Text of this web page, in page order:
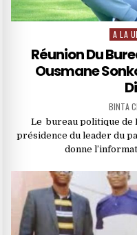
in
A LA
Réunion Du
Ousmane
BINTA
Le bureau politique de
présidence du leader du
donne